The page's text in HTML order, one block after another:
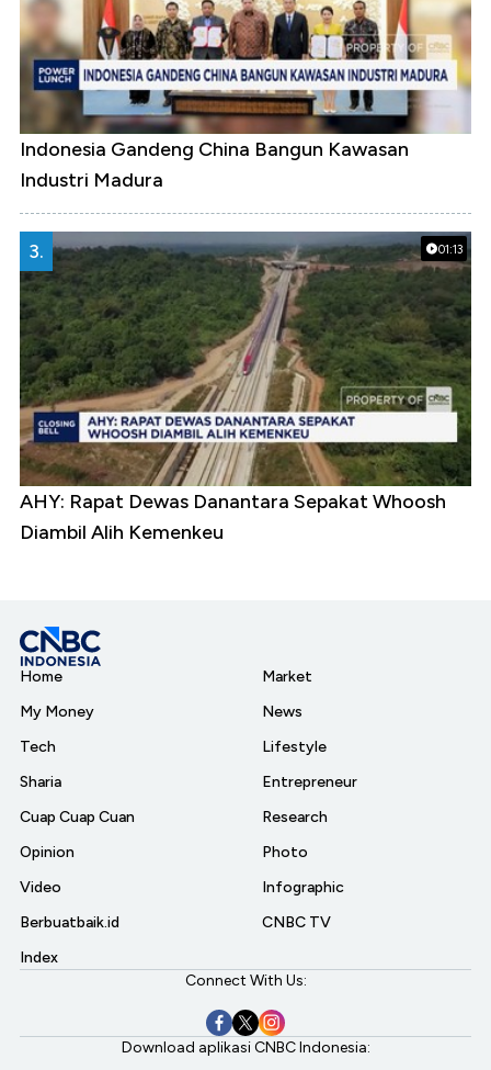
Indonesia Gandeng China Bangun Kawasan
Industri Madura
01:13
3.
AHY: Rapat Dewas Danantara Sepakat Whoosh
Diambil Alih Kemenkeu
Home
My Money
Tech
Sharia
Cuap Cuap Cuan
Opinion
Video
Berbuatbaik.id
Index
Market
News
Lifestyle
Entrepreneur
Research
Photo
Infographic
CNBC TV
Connect With Us:
Download aplikasi CNBC Indonesia: